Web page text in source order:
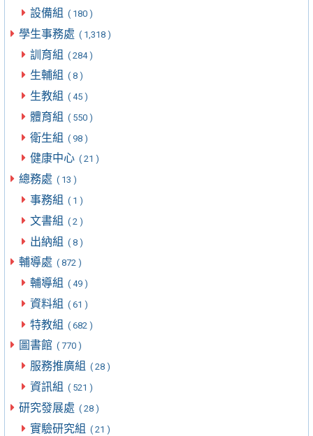
設備組 ( 180 )
學生事務處 ( 1,318 )
訓育組 ( 284 )
生輔組 ( 8 )
生教組 ( 45 )
體育組 ( 550 )
衛生組 ( 98 )
健康中心 ( 21 )
總務處 ( 13 )
事務組 ( 1 )
文書組 ( 2 )
出納組 ( 8 )
輔導處 ( 872 )
輔導組 ( 49 )
資料組 ( 61 )
特教組 ( 682 )
圖書館 ( 770 )
服務推廣組 ( 28 )
資訊組 ( 521 )
研究發展處 ( 28 )
實驗研究組 ( 21 )